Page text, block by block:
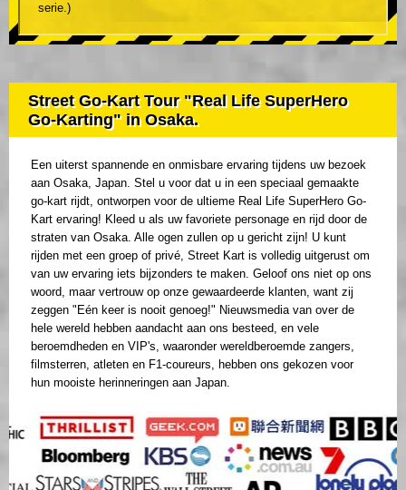
serie.)
Street Go-Kart Tour "Real Life SuperHero
Go-Karting" in Osaka.
Een uiterst spannende en onmisbare ervaring tijdens uw bezoek
aan Osaka, Japan. Stel u voor dat u in een speciaal gemaakte
go-kart rijdt, ontworpen voor de ultieme Real Life SuperHero Go-
Kart ervaring! Kleed u als uw favoriete personage en rijd door de
straten van Osaka. Alle ogen zullen op u gericht zijn! U kunt
rijden met een groep of privé, Street Kart is volledig uitgerust om
van uw ervaring iets bijzonders te maken. Geloof ons niet op ons
woord, maar vertrouw op onze gewaardeerde klanten, want zij
zeggen "Eén keer is nooit genoeg!" Nieuwsmedia van over de
hele wereld hebben aandacht aan ons besteed, en vele
beroemdheden en VIP's, waaronder wereldberoemde zangers,
filmsterren, atleten en F1-coureurs, hebben ons gekozen voor
hun mooiste herinneringen aan Japan.